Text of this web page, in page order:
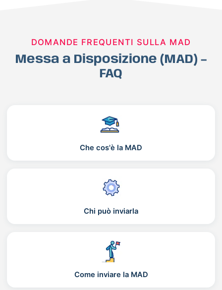
DOMANDE FREQUENTI SULLA MAD
Messa a Disposizione (MAD) –
FAQ
Che cos'è la MAD
Chi può inviarla
Come inviare la MAD